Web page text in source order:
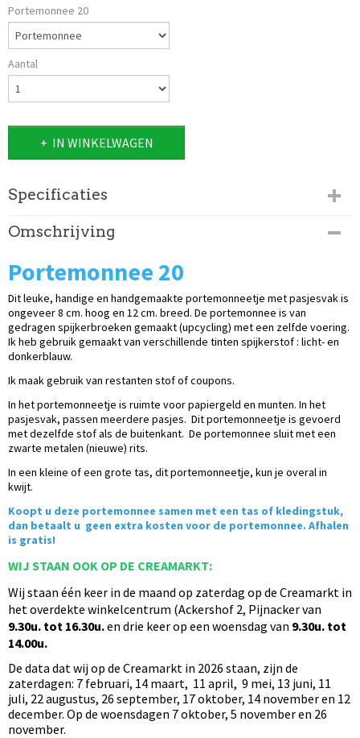
Portemonnee 20
Aantal
IN WINKELWAGEN
Specificaties
Productcode
262-414
Omschrijving
Portemonnee 20
Dit leuke, handige en handgemaakte portemonneetje met pasjesvak is
ongeveer 8 cm. hoog en 12 cm. breed. De portemonnee is van
gedragen spijkerbroeken gemaakt (upcycling) met een zelfde voering.
Ik heb gebruik gemaakt van verschillende tinten spijkerstof : licht- en
donkerblauw.
Ik maak gebruik van restanten stof of coupons.
In het portemonneetje is ruimte voor papiergeld en munten. In het
pasjesvak, passen meerdere pasjes. Dit portemonneetje is gevoerd
met dezelfde stof als de buitenkant. De portemonnee sluit met een
zwarte metalen (nieuwe) rits.
In een kleine of een grote tas, dit portemonneetje, kun je overal in
kwijt.
Koopt u deze portemonnee samen met een tas of kledingstuk,
dan betaalt u geen extra kosten voor de portemonnee. Afhalen
is gratis!
WIJ STAAN OOK OP DE CREAMARKT:
Wij staan één keer in de maand op zaterdag op de Creamarkt in
het overdekte winkelcentrum (Ackershof 2, Pijnacker van
9.30u. tot 16.30u.en drie keer op een woensdag van 9.30u. tot
14.00u.
De data dat wij op de Creamarkt in 2026 staan, zijn de
zaterdagen: 7 februari, 14 maart, 11 april, 9 mei, 13 juni, 11
juli, 22 augustus, 26 september, 17 oktober, 14 november en 12
december. Op de woensdagen 7 oktober, 5 november en 26
november.